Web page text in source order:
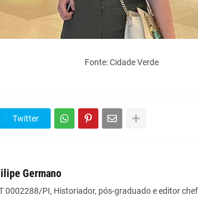
Fonte: Cidade Verde
Twitter
Germano
0002288/PI, Historiador, pós-graduado e editor